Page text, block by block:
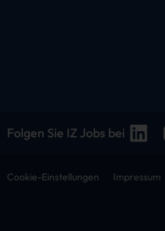
Folgen Sie IZ Jobs bei
Cookie-Einstellungen Impressum